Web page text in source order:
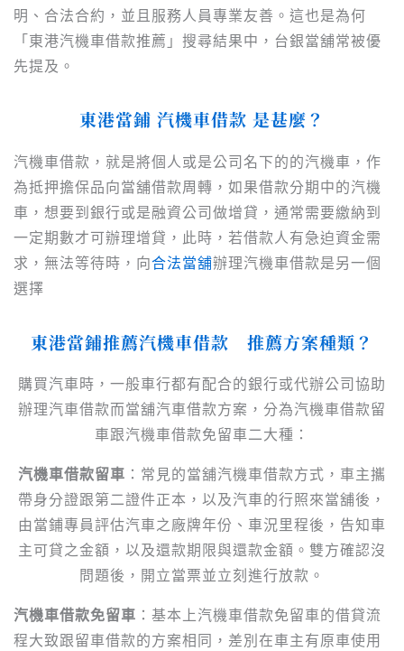
明、合法合約，並且服務人員專業友善。這也是為何
「東港汽機車借款推薦」搜尋結果中，台銀當舖常被優
先提及。
東港當鋪 汽機車借款 是甚麼？
汽機車借款，就是將個人或是公司名下的的汽機車，作
為抵押擔保品向當舖借款周轉，如果借款分期中的汽機
車，想要到銀行或是融資公司做增貸，通常需要繳納到
一定期數才可辦理增貸，此時，若借款人有急迫資金需
求，無法等待時，向合法當舖辦理汽機車借款是另一個
選擇
東港當鋪推薦汽機車借款 推薦方案種類？
購買汽車時，一般車行都有配合的銀行或代辦公司協助
辦理汽車借款而當舖汽車借款方案，分為汽機車借款留
車跟汽機車借款免留車二大種：
汽機車借款留車 ：常見的當舖汽機車借款方式，車主攜
帶身分證跟第二證件正本，以及汽車的行照來當舖後，
由當鋪專員評估汽車之廠牌年份、車況里程後，告知車
主可貸之金額，以及還款期限與還款金額。雙方確認沒
問題後，開立當票並立刻進行放款。
汽機車借款免留車 ：基本上汽機車借款免留車的借貸流
程大致跟留車借款的方案相同，差別在車主有原車使用